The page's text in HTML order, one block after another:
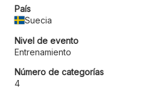
País
Suecia
Nivel de evento
Entrenamiento
Número de categorías
4